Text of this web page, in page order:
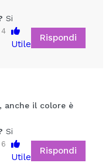
una foto
Immaginalo...
Si No
Si
4
Utile
Rispondi
anche il colore è
Si
Utile
Rispondi